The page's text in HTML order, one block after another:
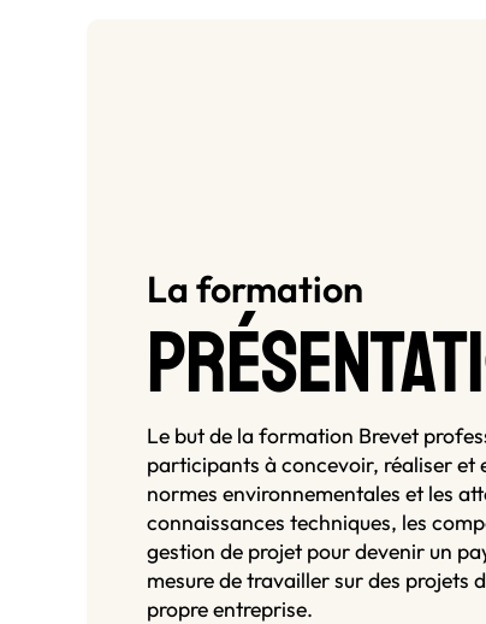
La formation
PRÉSENTATI
Le but de la formation Brevet
participants à concevoir, réaliser et
normes environnementales et les
connaissances techniques, les
gestion de projet pour devenir un
mesure de travailler sur des projets
propre entreprise.